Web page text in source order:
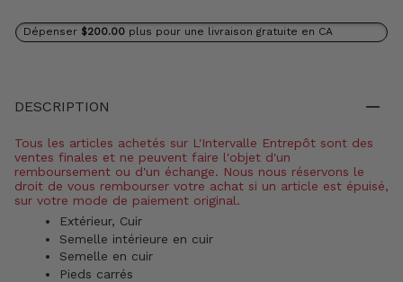
Dépenser $200.00 plus pour une livraison gratuite en CA
DESCRIPTION
Tous les articles achetés sur L'Intervalle Entrepôt sont des
ventes finales et ne peuvent faire l'objet d'un
remboursement ou d'un échange. Nous nous réservons le
droit de vous rembourser votre achat si un article est épuisé,
sur votre mode de paiement original.
Extérieur, Cuir
Semelle intérieure en cuir
Semelle en cuir
Pieds carrés